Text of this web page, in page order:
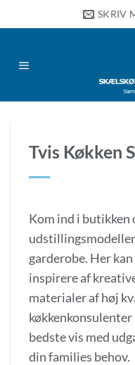
til
SKRIV
Tvis Køkken
Kom ind i butikken
garderobe. Her
inspirere af
materialer af høj
bedste vis med
din families behov.